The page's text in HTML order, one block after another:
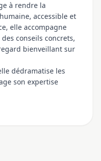
à rendre la
accessible et
elle accompagne
conseils concrets,
bienveillant sur
dédramatise les
son expertise